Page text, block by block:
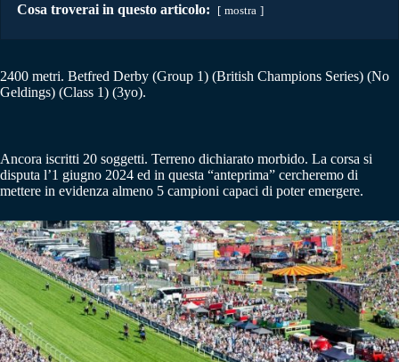
Cosa troverai in questo articolo: mostra
2400 metri. Betfred Derby (Group 1) (British Champions Series) (No
Geldings) (Class 1) (3yo).
Ancora iscritti 20 soggetti. Terreno dichiarato morbido. La corsa si
disputa l’1 giugno 2024 ed in questa “anteprima” cercheremo di
mettere in evidenza almeno 5 campioni capaci di poter emergere.